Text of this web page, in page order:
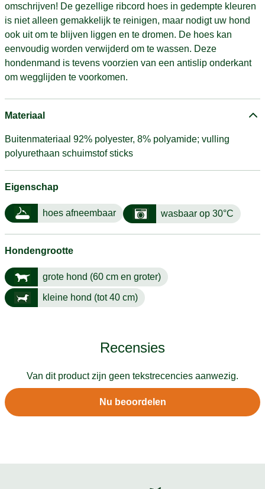
omschrijven! De gezellige ribcord hoes in gedempte kleuren
is niet alleen gemakkelijk te reinigen, maar nodigt uw hond
ook uit om te blijven liggen en te dromen. De hoes kan
eenvoudig worden verwijderd om te wassen. Deze
hondenmand is tevens voorzien van een antislip onderkant
om wegglijden te voorkomen.
Materiaal
Buitenmateriaal 92% polyester, 8% polyamide; vulling
polyurethaan schuimstof sticks
Eigenschap
hoes afneembaar wasbaar op 30°C
Hondengrootte
grote hond (60 cm en groter)
kleine hond (tot 40 cm)
Recensies
Van dit product zijn geen tekstrecencies aanwezig.
Nu beoordelen